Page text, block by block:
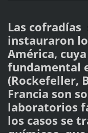
Las cofradías
instauraron
América,
fundamental
(Rockefeller,
Francia son
laboratorios
los casos se